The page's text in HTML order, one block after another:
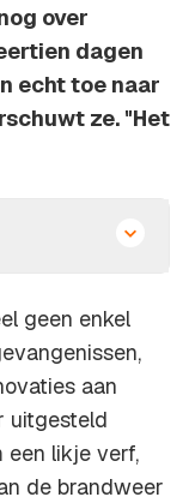
over
dagen
echt toe naar
ze. "Het
geen enkel
aan
uitgesteld
een likje verf,
de brandweer